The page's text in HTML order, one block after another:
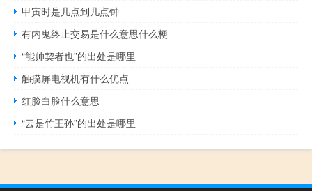
甲寅时是几点到几点钟
有内鬼终止交易是什么意思什么梗
“能帅契者也”的出处是哪里
触摸屏电视机有什么优点
红脸白脸什么意思
“云是竹王孙”的出处是哪里